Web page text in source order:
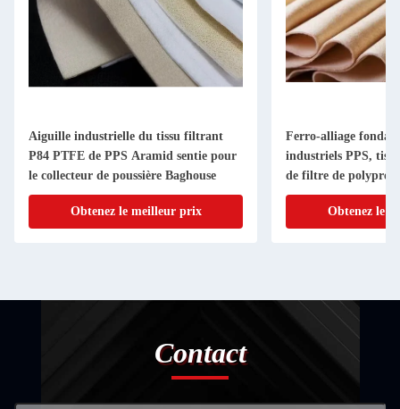
Aiguille industrielle du tissu filtrant
P84 PTFE de PPS Aramid sentie pour
le collecteur de poussière Baghouse
Obtenez le meilleur prix
Ferro-alliage
industriels PPS,
de filtre de
Obtenez le
Contact